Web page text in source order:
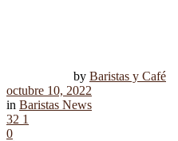
by Baristas y Café
octubre 10, 2022
in Baristas News
32 1
0